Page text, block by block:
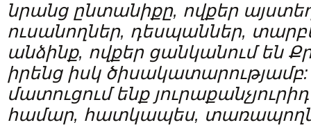
նրանց ընտանիքը, ովքեր
ուսանողներ, դեսպաններ,
անձինք, ովքեր ցանկանում են
իրենց իսկ
մատուցում ենք
համար, հատկապես,